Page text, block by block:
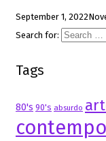
September 1, 2022
Search for:
Tags
80's 90's absurdo